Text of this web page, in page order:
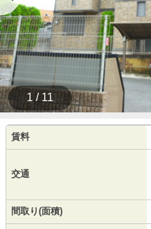
1 / 11
賃料
交通
間取り(面積)